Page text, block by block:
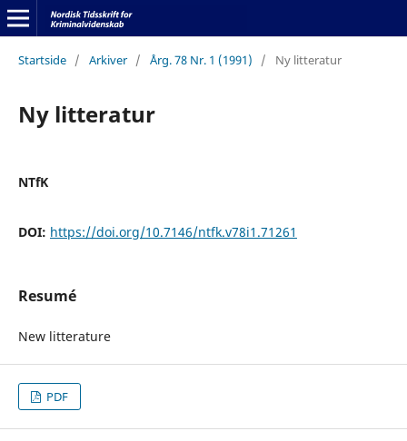
Startside / Arkiver / Årg. 78 Nr. 1 (1991) / Ny litteratur
Ny litteratur
NTfK
DOI: https://doi.org/10.7146/ntfk.v78i1.71261
Resumé
New litterature
PDF